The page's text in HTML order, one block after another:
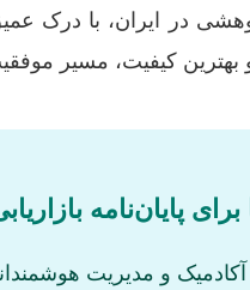
در ایران، با درک
و بهترین کیفیت، مسیر
برای پایان‌نامه
و مدیریت